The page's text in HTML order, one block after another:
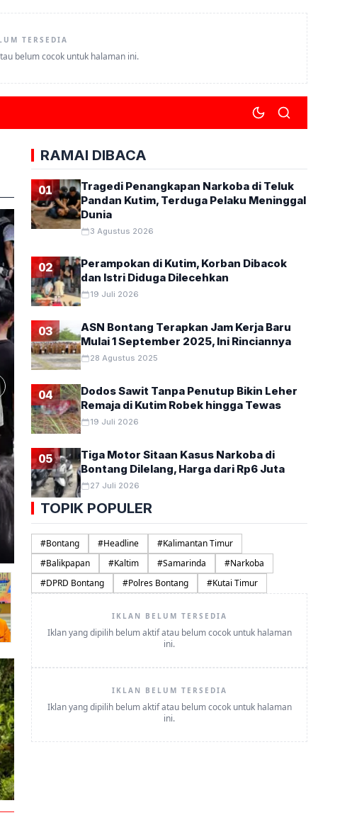
TERSEDIA
belum cocok untuk halaman ini.
WARTA
Kompor Jargas Gratis
Tanjung Laut, Ini Tahap
Fahrul Razi 9 Agustus 2026
KOMPOR jarigan gas alias jargas gratis mulai dibagikan kepada
Bontang, Selasa (4/8/…
RAMAI DIBACA
01
Tragedi Penangkapan Narkoba di Teluk
Pandan Kutim, Terduga Pelaku Meninggal
Dunia
3 Agustus 2026
02
Perampokan di Kutim, Korban Dibacok
dan Istri Diduga Dilecehkan
19 Juli 2026
03
ASN Bontang Terapkan Jam Kerja Baru
Mulai 1 September 2025, Ini Rinciannya
28 Agustus 2025
04
Dodos Sawit Tanpa Penutup Bikin Leher
Remaja di Kutim Robek hingga Tewas
19 Juli 2026
05
Tiga Motor Sitaan Kasus Narkoba di
Bontang Dilelang, Harga dari Rp6 Juta
27 Juli 2026
TOPIK POPULER
#Bontang #Headline #Kalimantan Timur
#Balikpapan #Kaltim #Samarinda #Narkoba
#DPRD Bontang #Polres Bontang #Kutai Timur
IKLAN BELUM TERSEDIA
Iklan yang dipilih belum aktif atau belum cocok untuk halaman
ini.
IKLAN BELUM TERSEDIA
Iklan yang dipilih belum aktif atau belum cocok untuk halaman
ini.